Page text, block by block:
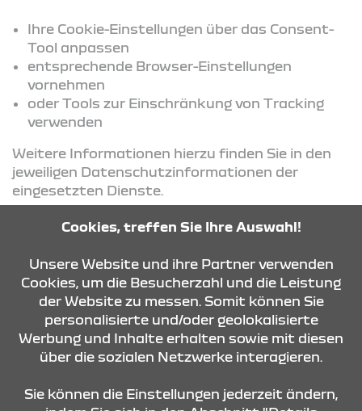
Ihre Cookie-Einstellungen über das Consent-
Tool anpassen
entsprechende Browser-Einstellungen
vornehmen
oder Tools zur Einschränkung von Tracking
verwenden
Weitere Informationen hierzu finden Sie in den
jeweiligen Datenschutzinformationen der
eingesetzten Dienste.
KONTAKT & ANFAHRT
ÖFFNUNGSZEITEN
STANDORTE
Cookies, treffen Sie Ihre Auswahl!
Unsere Website und ihre Partner verwenden
Cookies, um die Besucherzahl und die Leistung
der Website zu messen. Somit können Sie
personalisierte und/oder geolokalisierte
Werbung und Inhalte erhalten sowie mit diesen
über die sozialen Netzwerke interagieren.
Sie können die Einstellungen jederzeit ändern,